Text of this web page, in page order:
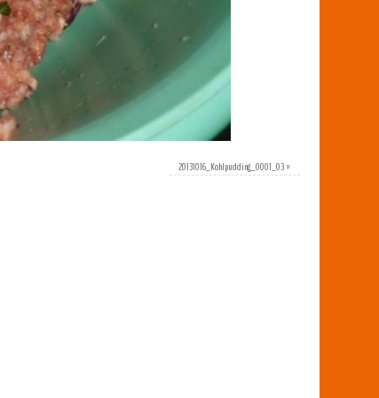
20131016_Kohlpudding_0001_03»